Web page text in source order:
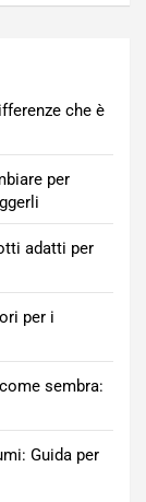
che è
per
adatti per
per i
sembra:
Guida per